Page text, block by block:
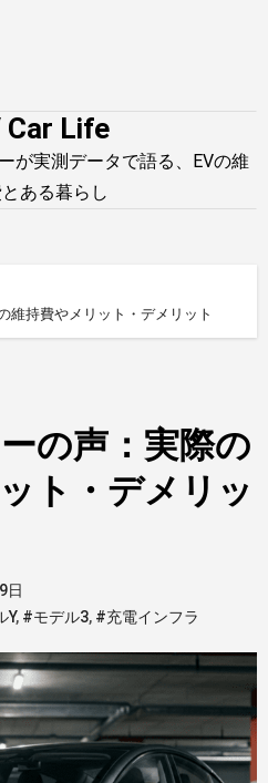
Car Life
が実測データで語る、EVの維
ある暮らし
維持費やメリット・デメリット
の声：実際の
ト・デメリッ
日
Y, #モデル3, #充電インフラ